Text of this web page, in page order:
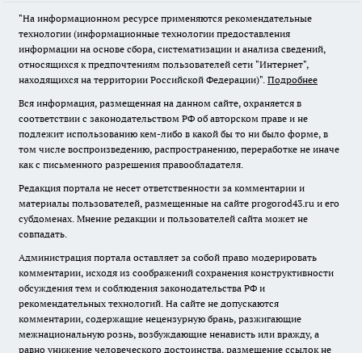
"На информационном ресурсе применяются рекомендательные
технологии (информационные технологии предоставления
информации на основе сбора, систематизации и анализа сведений,
относящихся к предпочтениям пользователей сети "Интернет",
находящихся на территории Российской Федерации)". Подробнее
Вся информация, размещенная на данном сайте, охраняется в
соответствии с законодательством РФ об авторском праве и не
подлежит использованию кем-либо в какой бы то ни было форме, в
том числе воспроизведению, распространению, переработке не иначе
как с письменного разрешения правообладателя.
Редакция портала не несет ответственности за комментарии и
материалы пользователей, размещенные на сайте progorod43.ru и его
субдоменах. Мнение редакции и пользователей сайта может не
совпадать.
Администрация портала оставляет за собой право модерировать
комментарии, исходя из соображений сохранения конструктивности
обсуждения тем и соблюдения законодательства РФ и
рекомендательных технологий. На сайте не допускаются
комментарии, содержащие нецензурную брань, разжигающие
межнациональную рознь, возбуждающие ненависть или вражду, а
равно унижение человеческого достоинства, размещение ссылок не